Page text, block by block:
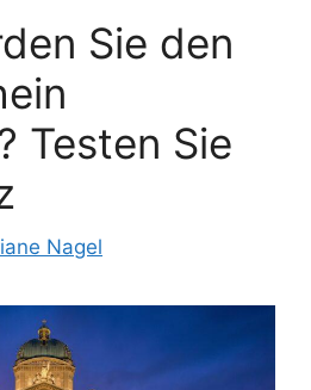
Sie den
Testen Sie
Nagel